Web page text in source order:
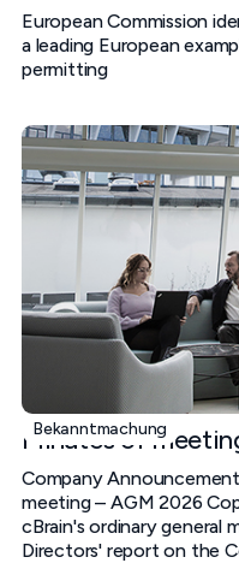
European Commission
a leading European
permitting
Bekanntmachung
Minutes of
Company
meeting – AGM 2026
cBrain's ordinary general
Directors' report on the